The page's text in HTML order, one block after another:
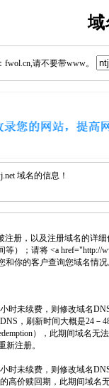
域
请不要带www。
域名的信息！
注册，以及注册域名的详
）；请将 <a href="http://
和你的客户查询您域名情
时未续费，则修改域名
，刷新时间大概是24－
），此期间域名无
新注册。
时未续费，则修改域名
高价赎回期，此期间域名